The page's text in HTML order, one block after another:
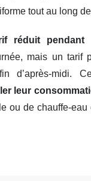
tout au long
réduit pendant
mais un tarif
d’après-midi.
leur
ou de chauffe-